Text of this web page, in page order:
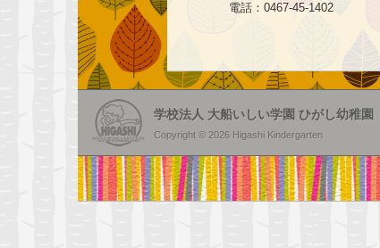
電話：0467-45-1402
学校法人 大船いしい学園 ひがし幼稚園
Copyright © 2026 Higashi Kindergarten